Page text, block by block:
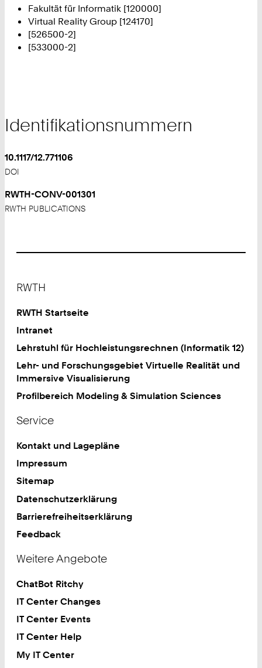
Fakultät für Informatik [120000]
Virtual Reality Group [124170]
[526500-2]
[533000-2]
Identifikationsnummern
10.1117/12.771106
DOI
RWTH-CONV-001301
RWTH PUBLICATIONS
RWTH
RWTH Startseite
Intranet
Lehrstuhl für Hochleistungsrechnen (Informatik 12)
Lehr- und Forschungsgebiet Virtuelle Realität und
Immersive Visualisierung
Profilbereich Modeling & Simulation Sciences
Service
Kontakt und Lagepläne
Impressum
Sitemap
Datenschutzerklärung
Barrierefreiheitserklärung
Feedback
Weitere Angebote
ChatBot Ritchy
IT Center Changes
IT Center Events
IT Center Help
My IT Center